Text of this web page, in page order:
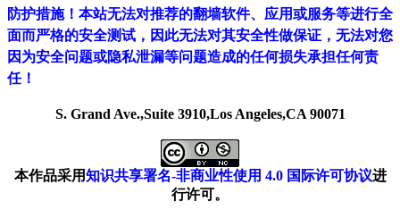
防护措施！本站无法对推荐的翻墙软件、应用或服务等进行全
面而严格的安全测试，因此无法对其安全性做保证，无法对您
因为安全问题或隐私泄漏等问题造成的任何损失承担任何责
任！
S. Grand Ave.,Suite 3910,Los Angeles,CA 90071
本作品采用知识共享署名-非商业性使用 4.0 国际许可协议进
行许可。